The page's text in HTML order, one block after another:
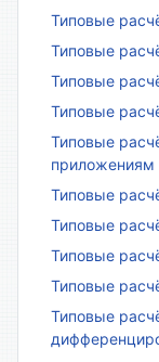
Типовые
Типовые
Типовые
Типовые
Типовые
приложениям
Типовые
Типовые
Типовые
Типовые
Типовые